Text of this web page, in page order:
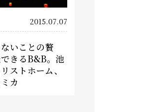
2015.07.07
ないことの贅
きるB&B。池
ストホーム、
カ